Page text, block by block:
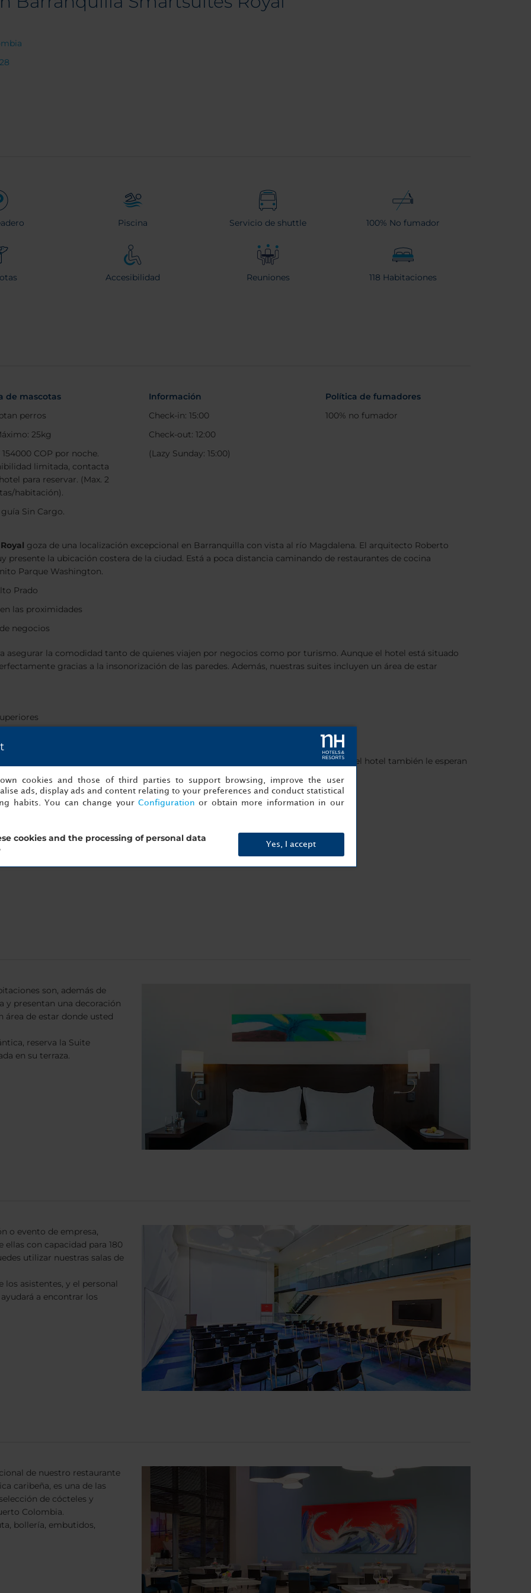
Piscina Servicio de shuttle 100% No fumador
Accesibilidad Reuniones 118 Habitaciones
de mascotas
perros
25kg
154000 COP por noche.
limitada, contacta
para reservar. (Max. 2
habitación).
Sin Cargo.
Información
Check-in: 15:00
Check-out: 12:00
(Lazy Sunday: 15:00)
Política de fumadores
100% no fumador
goza de una localización excepcional en Barranquilla con vista al río Magdalena. El arquitecto Roberto
la ubicación costera de la ciudad. Está a poca distancia caminando de restaurantes de cocina
Parque Washington.
Prado
las proximidades
negocios
asegurar la comodidad tanto de quienes viajen por negocios como por turismo. Aunque el hotel está situado
gracias a la insonorización de las paredes. Además, nuestras suites incluyen un área de estar
de Ceniza y relájese tomando algo después de cenar en el bar Puerto Colombia. En el hotel también le esperan
spa, todo ello en la azotea.
son, además de
y presentan una decoración
área de estar donde usted
reserva la Suite
en su terraza.
o evento de empresa,
con capacidad para 180
utilizar nuestras salas de
asistentes, y el personal
a encontrar los
de nuestro restaurante
caribeña, es una de las
de cócteles y
Colombia.
bollería, embutidos,
cookies and those of third parties to support browsing, improve the user
ads, display ads and content relating to your preferences and conduct statistical
habits. You can change your Configuration or obtain more information in our
cookies and the processing of personal data
Yes, I accept